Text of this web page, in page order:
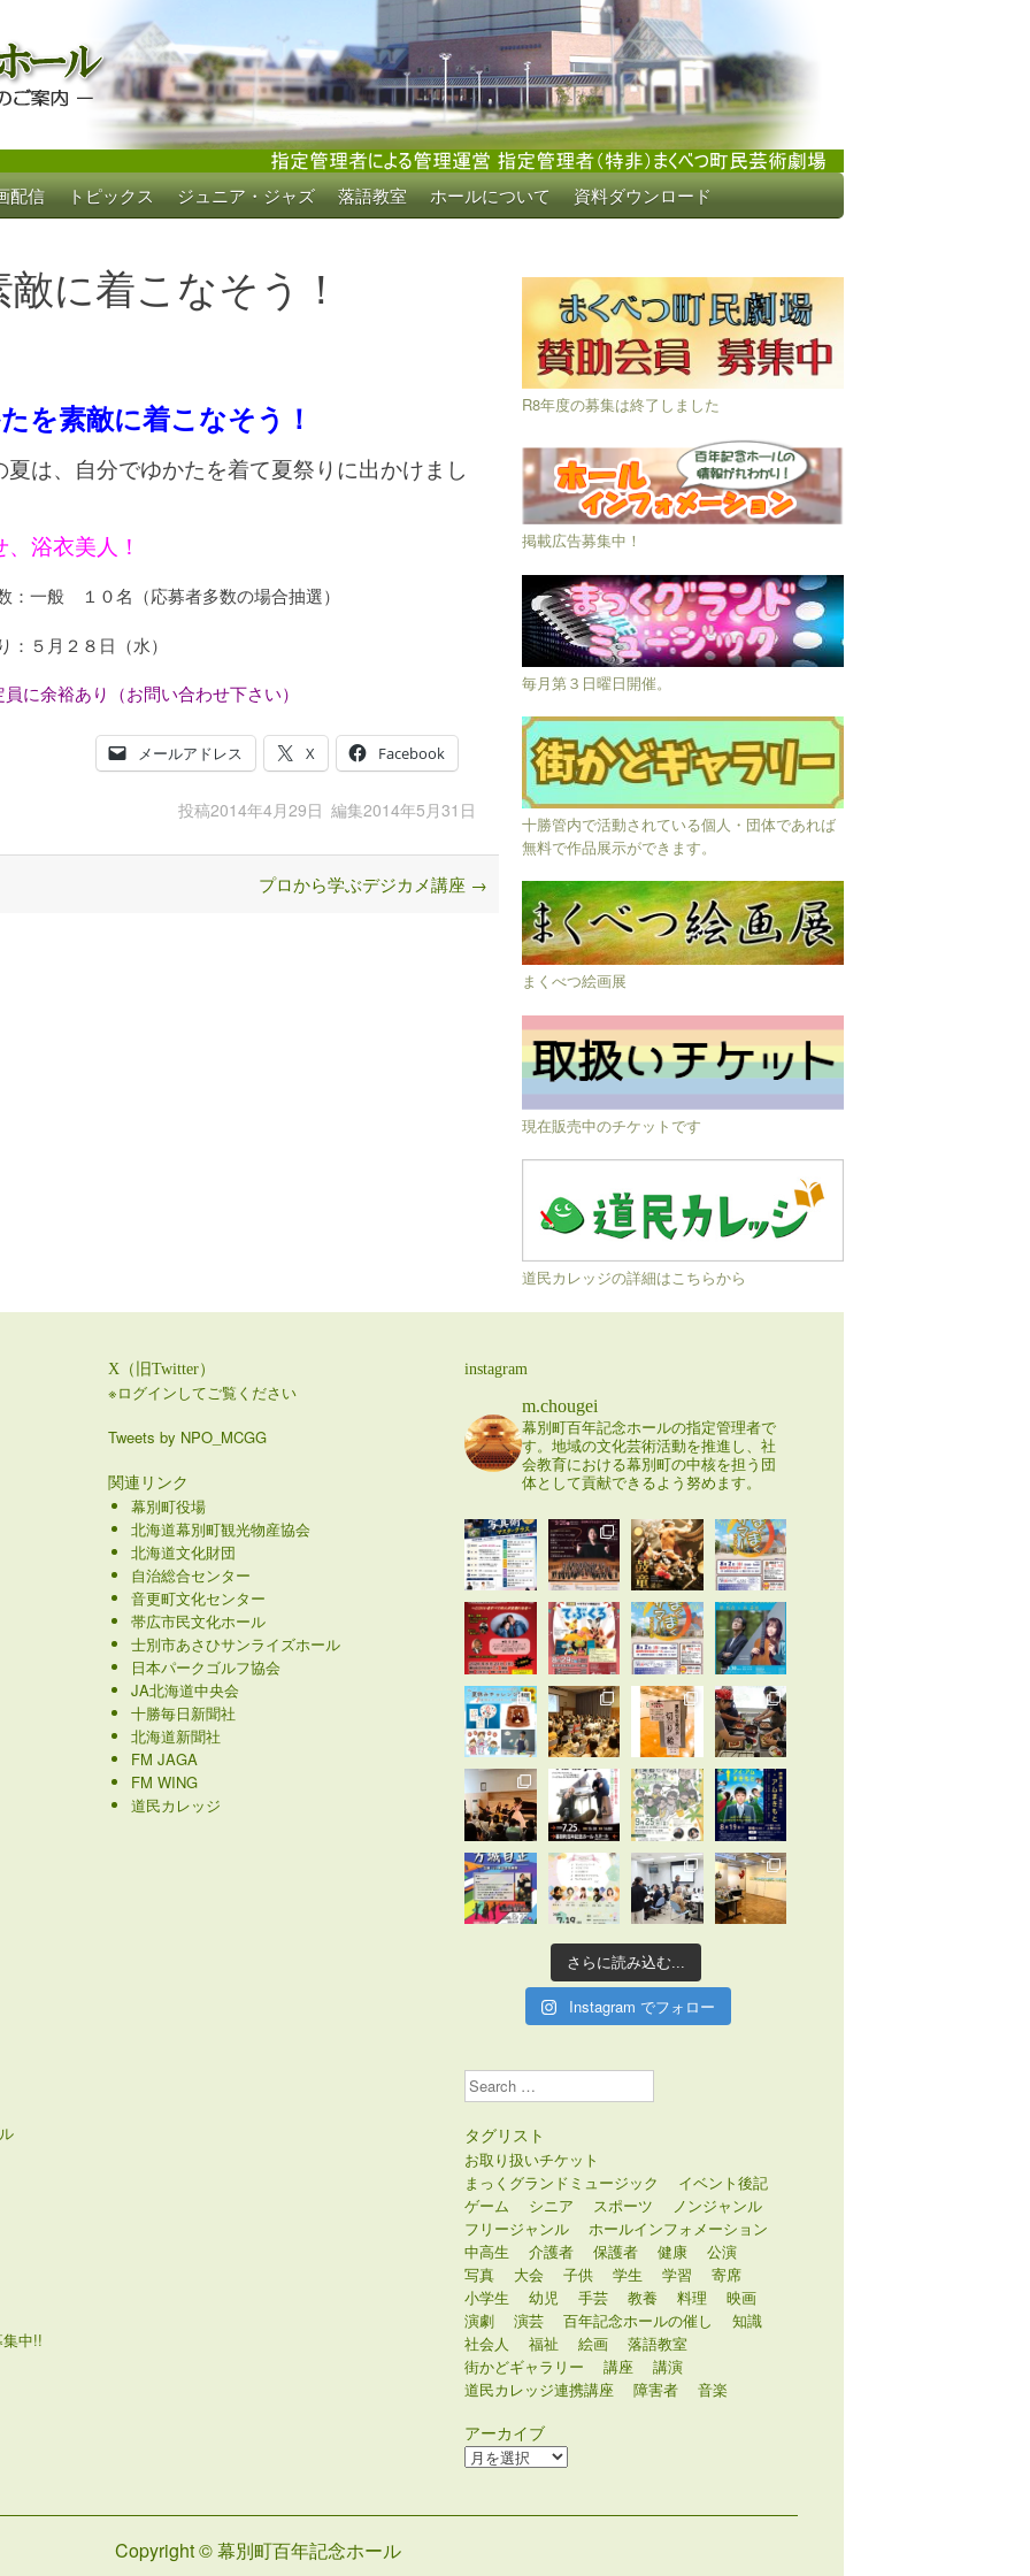
ール
配信 トピックス ジュニア・ジャズ 落語教室 ホールについて 資料ダウンロード
に着こなそう！
を素敵に着こなそう！
夏は、自分でゆかたを着て夏祭りに出かけまし
浴衣美人！
：一般 １０名（応募者多数の場合抽選）
：５月２８日（水）
に余裕あり（お問い合わせ下さい）
メールアドレス X Facebook
投稿2014年4月29日 編集2014年5月31日
プロから学ぶデジカメ講座 →
R8年度の募集は終了しました
掲載広告募集中！
毎月第３日曜日開催。
十勝管内で活動されている個人・団体であれば
無料で作品展示ができます。
まくべつ絵画展
現在販売中のチケットです
道民カレッジの詳細はこちらから
中!!
X（旧Twitter）
※ログインしてご覧ください
Tweets by NPO_MCGG
関連リンク
幕別町役場
北海道幕別町観光物産協会
北海道文化財団
自治総合センター
音更町文化センター
帯広市民文化ホール
士別市あさひサンライズホール
日本パークゴルフ協会
JA北海道中央会
十勝毎日新聞社
北海道新聞社
FM JAGA
FM WING
道民カレッジ
instagram
m.chougei
幕別町百年記念ホールの指定管理者で
す。地域の文化芸術活動を推進し、社
会教育における幕別町の中核を担う団
体として貢献できるよう努めます。
さらに読み込む...
Instagram でフォロー
Search
タグリスト
お取り扱いチケット
まっくグランドミュージック
イベント後記
ゲーム
シニア スポーツ
ノンジャンル
フリージャンル
ホールインフォメーション
中高生
介護者 保護者 健康
公演
写真
大会 子供 学生 学習
寄席
小学生
幼児 手芸 教養 料理
映画
演劇
演芸 百年記念ホールの催し
知識
社会人
福祉 絵画
落語教室
街かどギャラリー
講座
講演
道民カレッジ連携講座
障害者 音楽
アーカイブ
ア
Copyright © 幕別町百年記念ホール